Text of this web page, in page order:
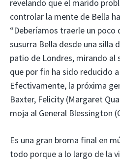
revelando que el marido
controlar la mente de Bella
“Deberíamos traerle un poco
susurra Bella desde una silla
patio de Londres, mirando al
que por fin ha sido reducido
Efectivamente, la próxima
Baxter, Felicity (Margaret
moja al General Blessington
Es una gran broma final en
todo porque a lo largo de la